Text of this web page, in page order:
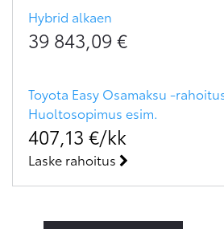
Hybrid alkaen
39 843,09€
Toyota Easy Osamaksu -
Huoltosopimus esim.
407,13 €/kk
Laske rahoitus